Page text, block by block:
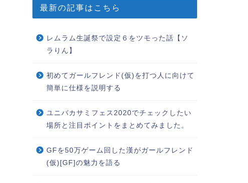
最新の記事はこちら
レムラム生誕祭で設定６をツモった話【ソ
ラりん】
初めてガールフレンド(仮)を打つ人に向けて
簡単に仕様を説明する
ユニバカサミフェス2020でチェックしたい
場所と注目ポイントをまとめてみました。
GFを50万ゲーム回した漢がガールフレンド
(仮)[GF]の魅力を語る